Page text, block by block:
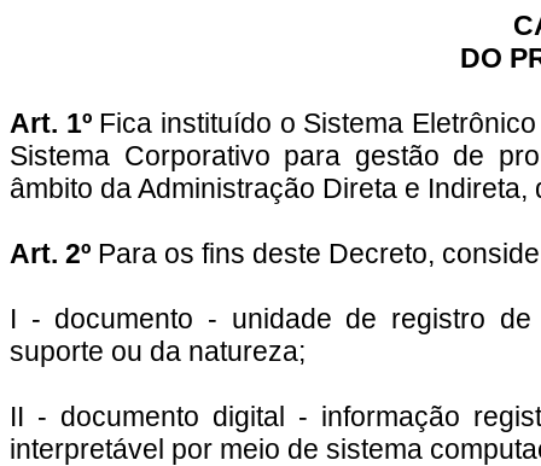
DO
Art. 1ºFica instituído o Sistema
Sistema Corporativo para gestão de
âmbito da Administração Direta e
Art. 2º Para os fins deste Decreto,
I - documento - unidade de registro de
suporte ou da natureza;
II - documento digital - informação
interpretável por meio de sistema